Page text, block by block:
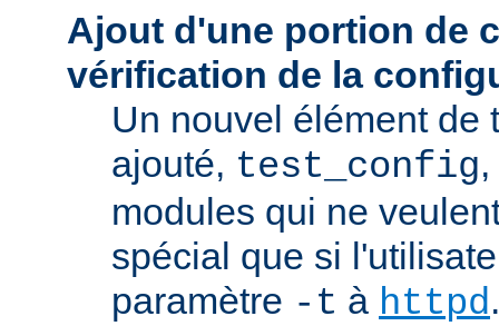
Ajout d'une portion de
vérification de la
Un nouvel élément de
ajouté, test_config
modules qui ne
spécial que si
paramètre -t à httpd.